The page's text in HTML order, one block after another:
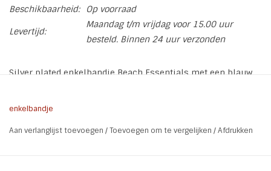
Beschikbaarheid:
Op voorraad
Levertijd:
Maandag t/m vrijdag voor 15.00 uur
besteld. Binnen 24 uur verzonden
Silver plated enkelbandje Beach Essentials met een blauw
* Kleur: Zilver- Blauw
enkelbandje
Aan verlanglijst toevoegen /Toevoegen om te vergelijken /Afdrukken